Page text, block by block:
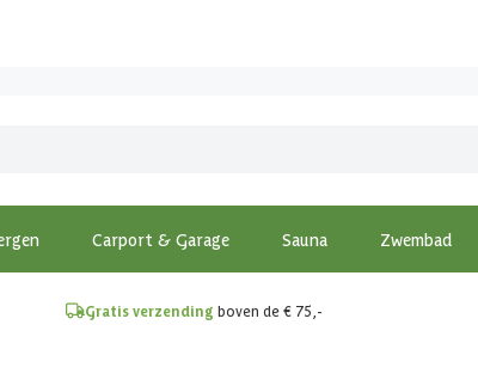
Carport & Garage Sauna Zwembad
Gratis verzending boven de € 75,-